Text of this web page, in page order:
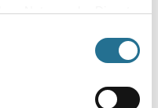
Nutzung der Dienste